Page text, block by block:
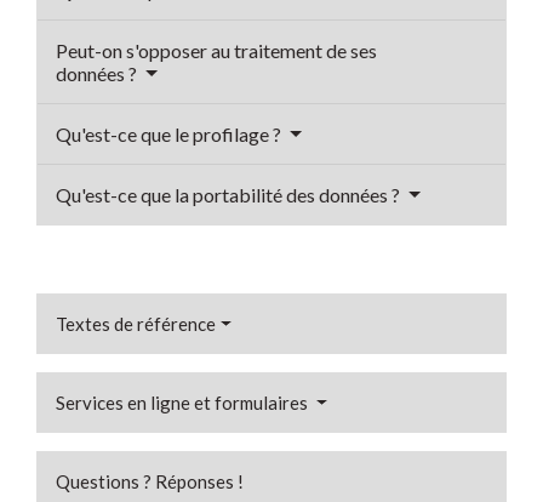
Peut-on s'opposer au traitement de ses
données ?
Qu'est-ce que le profilage ?
Qu'est-ce que la portabilité des données ?
Textes de référence
Services en ligne et formulaires
Questions ? Réponses !